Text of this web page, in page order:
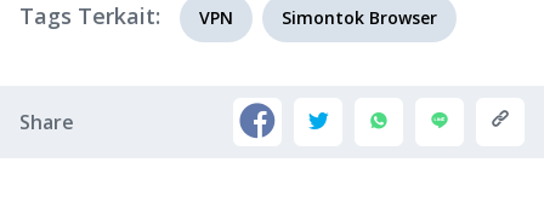
Tags Terkait: VPN Simontok Browser
Share